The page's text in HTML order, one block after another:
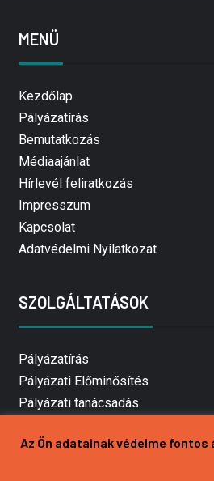
MENÜ
Kezdőlap
Pályázatírás
Bemutatkozás
Médiaajánlat
Hírlevél feliratkozás
Impresszum
Kapcsolat
Adatvédelmi Nyilatkozat
SZOLGÁLTATÁSOK
Pályázatírás
Pályázati Előminősítés
Pályázati tanácsadás
Mezőgazdasági pályázatírás
Az Ön adatainak védelme fontos